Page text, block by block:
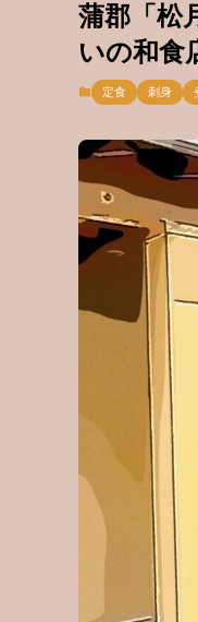
蒲郡「松
いの和食
定食 刺身